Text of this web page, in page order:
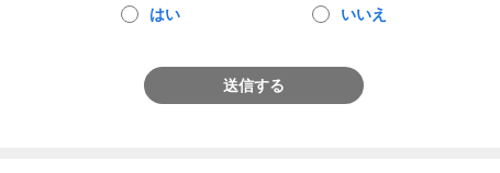
はい いいえ
送信する